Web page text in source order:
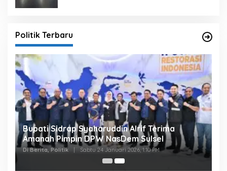
Politik Terbaru
Bupati Sidrap Syaharuddin Alrif Terima
Amanah Pimpin DPW NasDem Sulsel
Di Berita, Politik | Sabtu 24 Januari 2026, 1:10 PM